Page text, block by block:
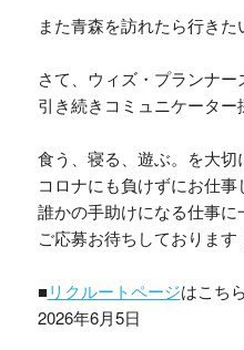
また青森を訪れたら行きた
さて、ウィズ・プランナー
引き続きコミュニケーター
食う、寝る、遊ぶ。を大切
コロナにも負けずにお仕事
誰かの手助けになる仕事に
ご応募お待ちしております
■リクルートページはこち
2026年6月5日